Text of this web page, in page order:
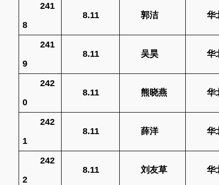
241
8
8.11 郭洁 华
241
9
8.11 吴昊 华
242
0
8.11 熊晓燕 华
242
1
8.11 薛洋 华
242
2
8.11 刘友草 华